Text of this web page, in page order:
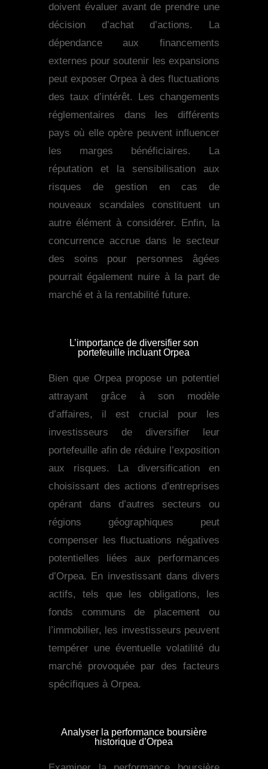
doivent évaluer avant de prendre une
décision d’achat d’actions. La
dépendance aux financements
externes pour soutenir les expansions
peut exposer Orpea à des fluctuations
des taux d’intérêt. Les changements
réglementaires dans les différents
pays où elle opère peuvent influencer
les marges bénéficiaires. La
réputation et la sensibilisation aux
risques de gestion en cas de
nouveaux scandales constituent un
autre élément à considérer. Enfin, la
concurrence accrue dans le secteur
des soins pour personnes âgées
pourrait également nuire à la part de
marché et à la rentabilité future.
L’importance de diversifier son
portefeuille incluant Orpea
Bien que Orpea propose un potentiel
attrayant grâce à son modèle
d’affaires, il est crucial pour les
investisseurs de diversifier leur
portefeuille afin de réduire l’exposition
aux risques. La diversification en
choisissant des actions d’entreprises
opérant dans d’autres secteurs ou
régions géographiques peut
compenser les fluctuations négatives
potentielles liées aux performances
d’Orpea. En investissant dans divers
actifs, tels que les obligations, les
fonds communs de placement ou
l’immobilier, les investisseurs peuvent
tempérer une éventuelle volatilité du
marché provoquée par des facteurs
spécifiques à Orpea.
Analyser la performance boursière
historique d’Orpea